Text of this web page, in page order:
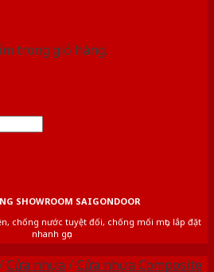
trong giỏ hàng.
SHOWROOM SAIGONDOOR
chống nước tuyệt đối, chống mối mọt, lắp đặt
nhanh gọn
Cửa nhựa /Cửa nhựa Composite